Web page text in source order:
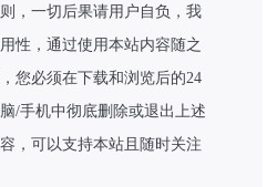
，一切后果请用户自负，我
性，通过使用本站内容随之
您必须在下载和浏览后的24
/手机中彻底删除或退出上述
，可以支持本站且随时关注